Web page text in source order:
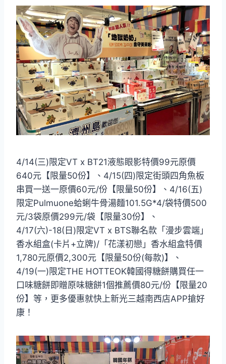
4/14(三)限定VT x BT21液態眼影特價99元原價
640元【限量50份】、4/15(四)限定街頭四角魚板
串買一送一原價60元/份【限量50份】、4/16(五)
限定Pulmuone蛤蜊牛骨湯麵101.5G*4/袋特價500
元/3袋原價299元/袋【限量30份】、
4/17(六)-18(日)限定VT x BTS聯名款「漫步雲端」
香水組盒(卡片+立牌)/「花漾初戀」香水組盒特價
1,780元原價2,300元【限量50份(每款)】、
4/19(一)限定THE HOTTEOK韓國得糖餅購買任一
口味糖餅即贈原味糖餅1個推薦價80元/份【限量20
份】等，更多優惠就快上新光三越南西店APP搶好
康！